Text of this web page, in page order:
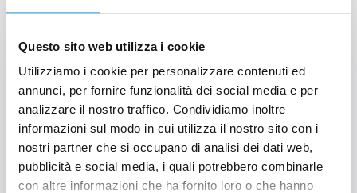
Questo sito web utilizza i cookie
Utilizziamo i cookie per personalizzare contenuti ed
annunci, per fornire funzionalità dei social media e per
analizzare il nostro traffico. Condividiamo inoltre
informazioni sul modo in cui utilizza il nostro sito con i
nostri partner che si occupano di analisi dei dati web,
pubblicità e social media, i quali potrebbero combinarle
con altre informazioni che ha fornito loro o che hanno